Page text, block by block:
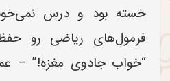
خسته بود و درس
فرمول‌های ریاضی رو